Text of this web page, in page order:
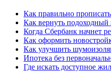
Как правильно
Как вернуть подоходный
Когда Сбербанк начнет
Как оформить
Как улучшить
Ипотека без
Где искать доступное